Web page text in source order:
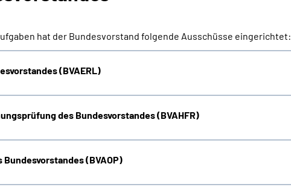
hat der Bundesvorstand folgende Ausschüsse eingerichtet:
(BVAERL)
des Bundesvorstandes (BVAHFR)
(BVAOP)